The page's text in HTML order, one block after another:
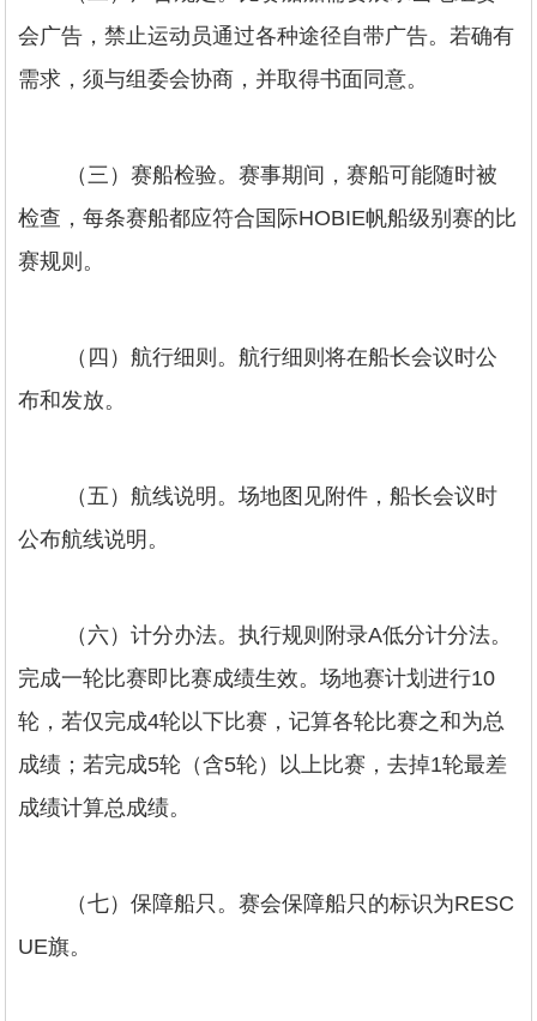
会广告，禁止运动员通过各种途径自带广告。若确有
需求，须与组委会协商，并取得书面同意。
（三）赛船检验。赛事期间，赛船可能随时被
检查，每条赛船都应符合国际HOBIE帆船级别赛的比
赛规则。
（四）航行细则。航行细则将在船长会议时公
布和发放。
（五）航线说明。场地图见附件，船长会议时
公布航线说明。
（六）计分办法。执行规则附录A低分计分法。
完成一轮比赛即比赛成绩生效。场地赛计划进行10
轮，若仅完成4轮以下比赛，记算各轮比赛之和为总
成绩；若完成5轮（含5轮）以上比赛，去掉1轮最差
成绩计算总成绩。
（七）保障船只。赛会保障船只的标识为RESC
UE旗。